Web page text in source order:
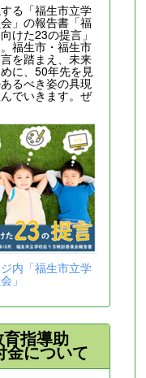
る「福生市立学
」の報告書「福
けた23の提言」
福生市・福生市
を踏まえ、未来
に、50年先を見
るべき姿の具現
でいきます。ぜ
内「福生市立学
」
指導助
金について